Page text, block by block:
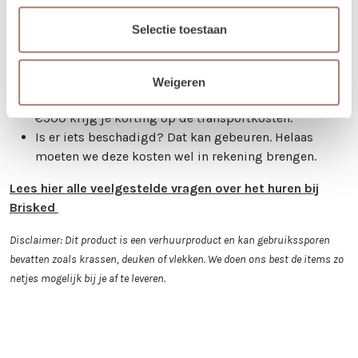
Selectie toestaan
Weigeren
cadeau!
Betalen kan via iDeal of op factuur. Je boeking is pas
Je kunt de items laten bezorgen of zelf in Utrecht
€300 krijg je korting op de transportkosten.
Is er iets beschadigd? Dat kan gebeuren. Helaas
moeten we deze kosten wel in rekening brengen.
Lees hier alle veelgestelde vragen over het huren bij
Brisked
Disclaimer: Dit product is een verhuurproduct en kan gebruikssporen
bevatten zoals krassen, deuken of vlekken. We doen ons best de items zo
netjes mogelijk bij je af te leveren.